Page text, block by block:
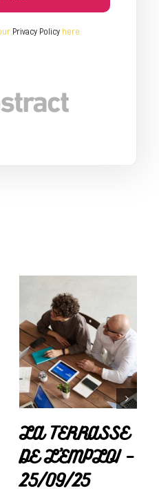
Privacy Policyhere.
LA TERRASSE
DE L’EMPLOI –
25/09/25